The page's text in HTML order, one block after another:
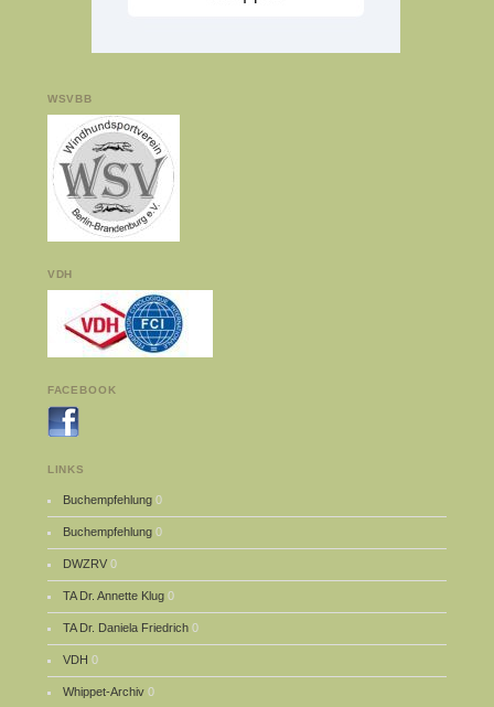
WSVBB
VDH
FACEBOOK
LINKS
Buchempfehlung 0
Buchempfehlung 0
DWZRV 0
TA Dr. Annette Klug 0
TA Dr. Daniela Friedrich 0
VDH 0
Whippet-Archiv 0